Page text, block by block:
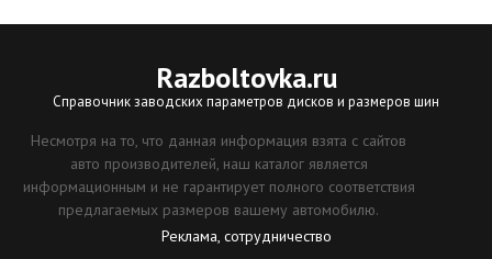
Razboltovka.ru
Справочник заводских параметров дисков и размеров шин
Несмотря на то, что данная информация взята с сайтов
авто производителей, наш каталог является
информационным и не гарантирует полного соответствия
предлагаемых размеров вашему автомобилю.
Реклама, сотрудничество